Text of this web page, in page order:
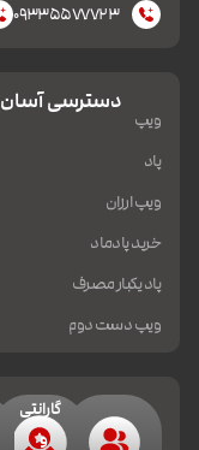
۰۹۳۳۵۵۷۷۷۲۳
دسترسی آسان
ویپ
پاد
ویپ ارزان
خرید پادماد
پاد یکبار مصرف
ویپ دست دوم
گارانتی
و